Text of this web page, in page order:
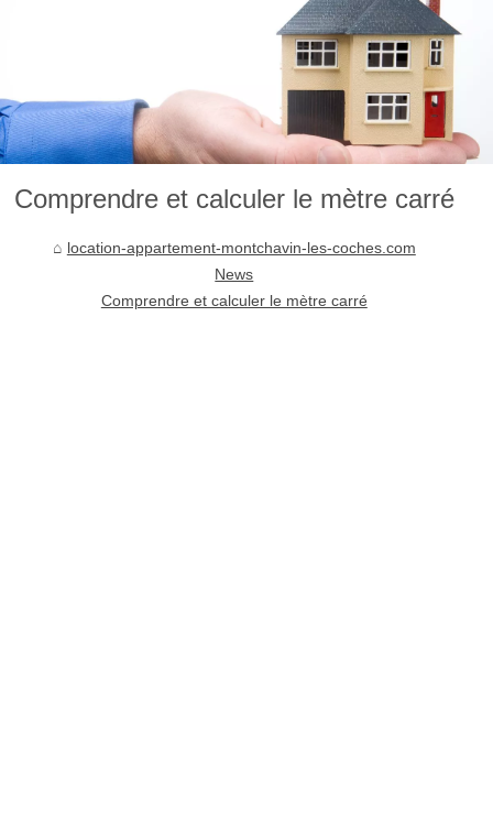
Comprendre et calculer le mètre carré
location-appartement-montchavin-les-coches.com
News
Comprendre et calculer le mètre carré